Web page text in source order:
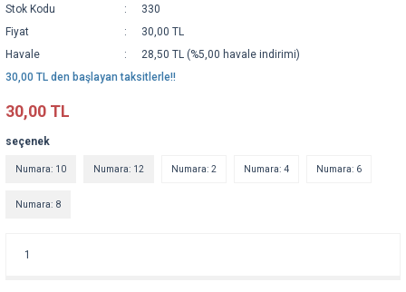
Stok Kodu
330
Fiyat
30,00 TL
Havale
28,50 TL (%5,00 havale indirimi)
30,00 TL den başlayan taksitlerle!!
30,00 TL
seçenek
Numara: 10 Numara: 12 Numara: 2 Numara: 4 Numara: 6
Numara: 8